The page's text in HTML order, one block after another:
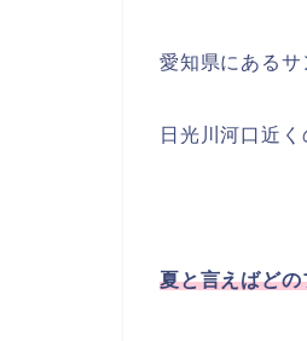
愛知県にあるサ
日光川河口近
夏と言えばど